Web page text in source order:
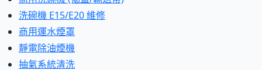
洗碗機 E15/E20 維修
商用運水煙罩
靜電除油煙機
抽氣系統清洗